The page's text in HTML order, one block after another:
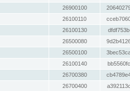
26900100
26100110
26100130
26500080
26500100
26100140
26700380
26700400